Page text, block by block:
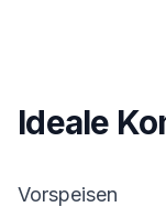
Ideale
Vorspeisen